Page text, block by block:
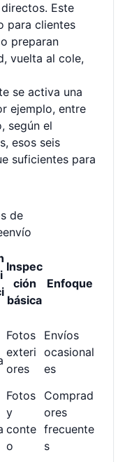
Este
para clientes
preparan
vuelta al cole,
se activa una
ejemplo, entre
según el
esos seis
suficientes para
de
Inspec
ción
básica
Enfoque
Fotos
exteri
ores
Envíos
ocasional
es
Fotos
y
conte
o
Comprad
ores
frecuente
s